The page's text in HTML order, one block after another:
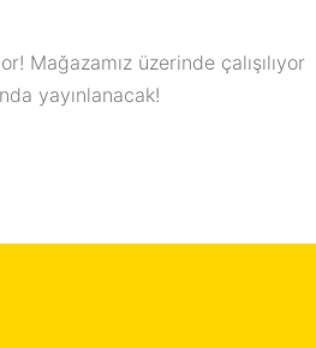
Mağazamız üzerinde çalışılıyor
yayınlanacak!